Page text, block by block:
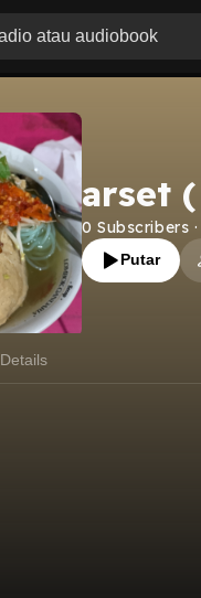
arset
0 Subscribers ·
Putar
Details